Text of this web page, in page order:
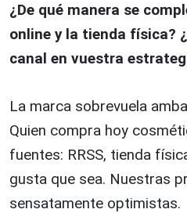
¿De qué manera se
online y la tienda física?
canal en vuestra
La marca sobrevuela
Quien compra hoy
fuentes: RRSS, tienda
gusta que sea. Nuestras
sensatamente optimistas.